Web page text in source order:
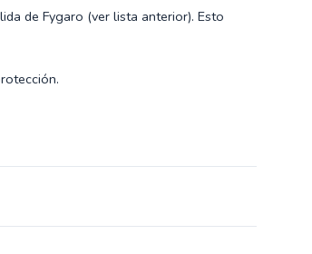
de Fygaro (ver lista anterior). Esto